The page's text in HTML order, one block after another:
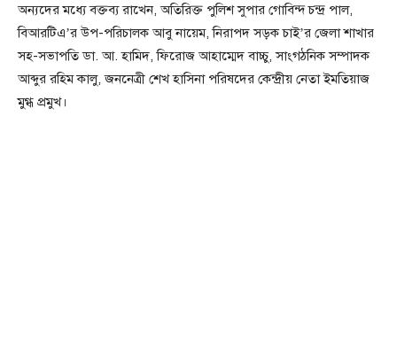
অন্যদের মধ্যে বক্তব্য রাখেন, অতিরিক্ত পুলিশ সুপার গোবিন্দ চন্দ্র পাল,
বিআরটিএ’র উপ-পরিচালক আবু নায়েম, নিরাপদ সড়ক চাই’র জেলা শাখার
সহ-সভাপতি ডা. আ. হামিদ, ফিরোজ আহাম্মেদ বাচ্চু, সাংগঠনিক সম্পাদক
আব্দুর রহিম কালু, জননেত্রী শেখ হাসিনা পরিষদের কেন্দ্রীয় নেতা ইমতিয়াজ
মুগ্ধ প্রমুখ।